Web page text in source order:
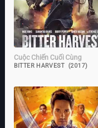
Cuộc Chiến Cuối Cùng
BITTER HARVEST (2017)